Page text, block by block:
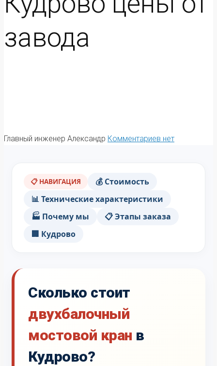
завода
Главный инженер Александр Комментариев нет
📋 НАВИГАЦИЯ
💰 Стоимость
📊 Технические характеристики
🏭 Почему мы
📋 Этапы заказа
🏢 Кудрово
Сколько стоит
двухбалочный
мостовой кран в
Кудрово?